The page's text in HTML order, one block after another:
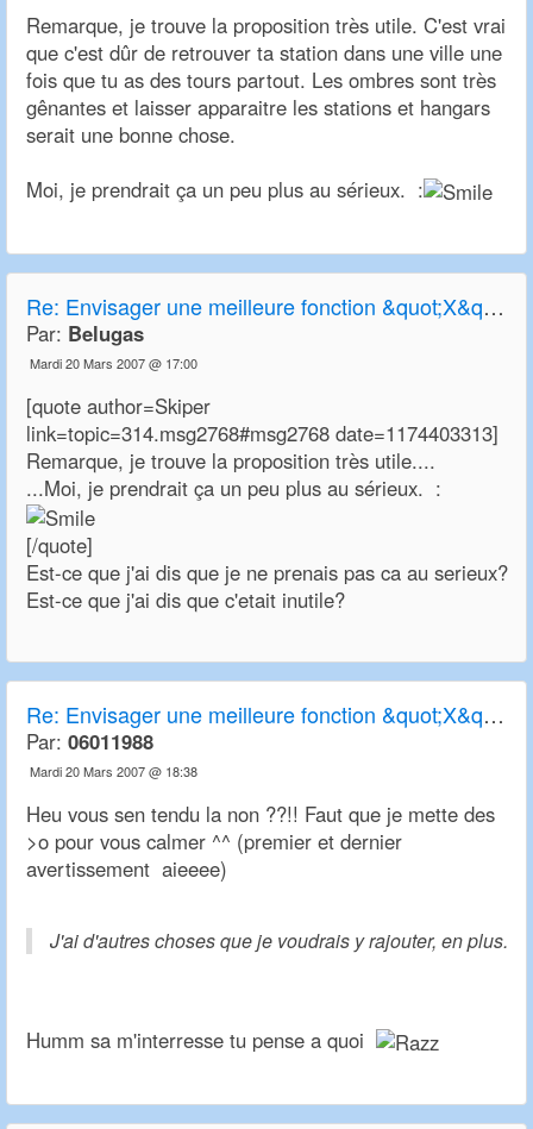
Remarque, je trouve la proposition très utile. C'est vrai
que c'est dûr de retrouver ta station dans une ville une
fois que tu as des tours partout. Les ombres sont très
gênantes et laisser apparaitre les stations et hangars
serait une bonne chose.
Moi, je prendrait ça un peu plus au sérieux. :
Re: Envisager une meilleure fonction &quot;X&quot; de transparence
Par: Belugas
Mardi 20 Mars 2007 @ 17:00
[quote author=Skiper
link=topic=314.msg2768#msg2768 date=1174403313]
Remarque, je trouve la proposition très utile....
...Moi, je prendrait ça un peu plus au sérieux. :
[/quote]
Est-ce que j'ai dis que je ne prenais pas ca au serieux?
Est-ce que j'ai dis que c'etait inutile?
Re: Envisager une meilleure fonction &quot;X&quot; de transparence
Par: 06011988
Mardi 20 Mars 2007 @ 18:38
Heu vous sen tendu la non ??!! Faut que je mette des
>o pour vous calmer ^^ (premier et dernier
avertissement aieeee)
J'ai d'autres choses que je voudrais y rajouter, en plus.
Humm sa m'interresse tu pense a quoi